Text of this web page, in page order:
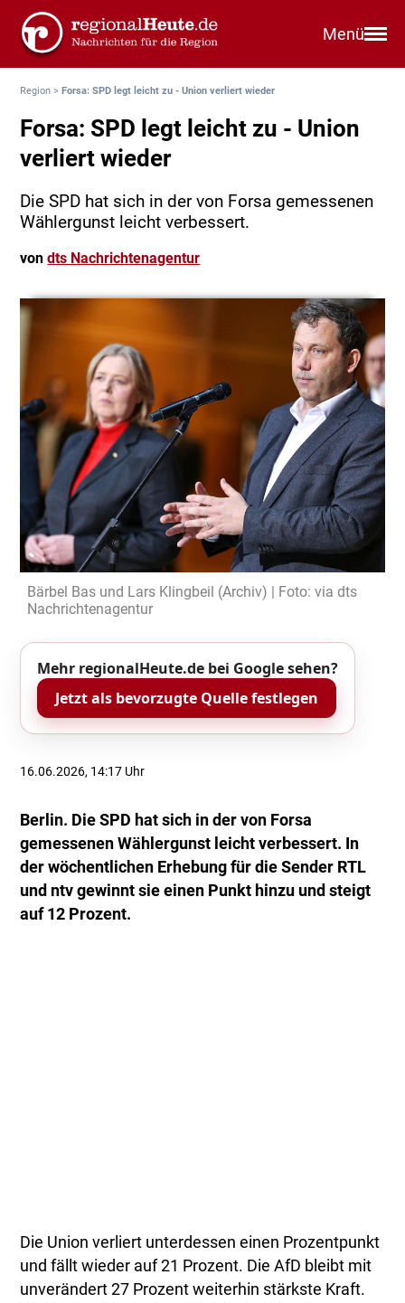
Menü
Region >Forsa: SPD legt leicht zu - Union verliert wieder
Forsa: SPD legt leicht zu - Union
verliert wieder
Die SPD hat sich in der von Forsa gemessenen
Wählergunst leicht verbessert.
vondts Nachrichtenagentur
Bärbel Bas und Lars Klingbeil (Archiv) | Foto: via dts
Nachrichtenagentur
Mehr regionalHeute.de bei Google sehen?
Jetzt als bevorzugte Quelle festlegen
16.06.2026, 14:17 Uhr
Berlin. Die SPD hat sich in der von Forsa
gemessenen Wählergunst leicht verbessert. In
der wöchentlichen Erhebung für die Sender RTL
und ntv gewinnt sie einen Punkt hinzu und steigt
auf 12 Prozent.
Die Union verliert unterdessen einen Prozentpunkt
und fällt wieder auf 21 Prozent. Die AfD bleibt mit
unverändert 27 Prozent weiterhin stärkste Kraft.